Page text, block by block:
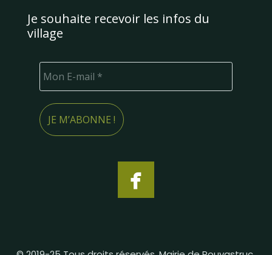
Je souhaite recevoir les infos du
village